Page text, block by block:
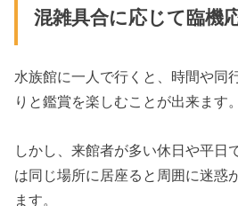
混雑具合に応じて臨機
水族館に一人で行くと、時間や同
りと鑑賞を楽しむことが出来ます。
しかし、来館者が多い休日や平日
は同じ場所に居座ると周囲に迷惑
ます。